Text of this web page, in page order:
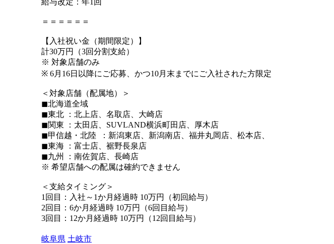
給与改定：年1回
＝＝＝＝＝＝
【入社祝い金（期間限定）】
計30万円（3回分割支給）
※ 対象店舗のみ
※ 6月16日以降にご応募、かつ10月末までにご入社された方限定
＜対象店舗（配属地）＞
◼︎北海道全域
◼︎東北 ：北上店、名取店、大崎店
◼︎関東 ：太田店、SUVLAND横浜町田店、厚木店
◼︎甲信越・北陸 ：新潟東店、新潟南店、福井丸岡店、松本店、
◼︎東海 ：富士店、裾野長泉店
◼︎九州 ：南佐賀店、長崎店
※ 希望店舗への配属は確約できません
＜支給タイミング＞
1回目：入社～1か月経過時 10万円（初回給与）
2回目：6か月経過時 10万円（6回目給与）
3回目：12か月経過時 10万円（12回目給与）
岐阜県 土岐市